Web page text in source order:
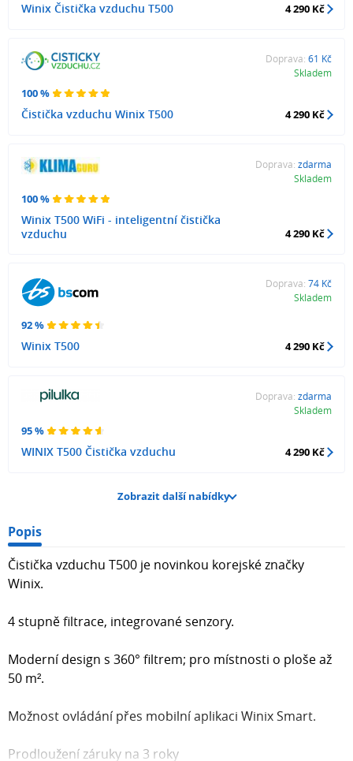
Winix Čistička vzduchu T500 4 290 Kč
100 %
Čistička vzduchu Winix T500
Doprava: 61 Kč
Skladem
4 290 Kč
100 %
Winix T500 WiFi - inteligentní čistička
vzduchu
Doprava: zdarma
Skladem
4 290 Kč
92 %
Winix T500
Doprava: 74 Kč
Skladem
4 290 Kč
95 %
WINIX T500 Čistička vzduchu
Doprava: zdarma
Skladem
4 290 Kč
Zobrazit další nabídky
Popis
Čistička vzduchu T500 je novinkou korejské značky
Winix.
4 stupně filtrace, integrované senzory.
Moderní design s 360° filtrem; pro místnosti o ploše až
50 m².
Možnost ovládání přes mobilní aplikaci Winix Smart.
Prodloužení záruky na 3 roky